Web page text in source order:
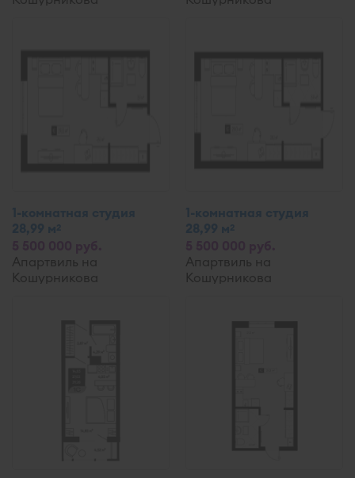
1-комнатная студия
28,99 м2
Апартвиль на
Кошурникова
1-комнатная студия
28,99 м2
Апартвиль на
Кошурникова